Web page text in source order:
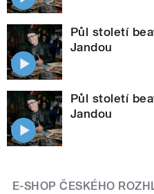
Půl století
Jandou
Půl století
Jandou
E-SHOP ČESKÉHO